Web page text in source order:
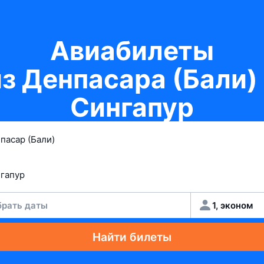
Авиабилеты
Денпасара (Бали)
Сингапур
даты 1, эконом
Найти билеты